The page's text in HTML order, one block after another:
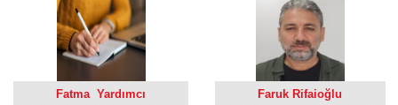
Fatma Yardımcı
Faruk Rifaioğlu